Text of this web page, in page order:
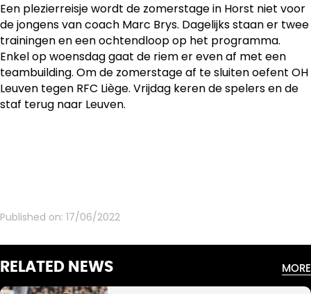
Een plezierreisje wordt de zomerstage in Horst niet voor
de jongens van coach Marc Brys. Dagelijks staan er twee
trainingen en een ochtendloop op het programma.
Enkel op woensdag gaat de riem er even af met een
teambuilding. Om de zomerstage af te sluiten oefent OH
Leuven tegen RFC Liège. Vrijdag keren de spelers en de
staf terug naar Leuven.
Published on: 17/06/2022
RELATED NEWS MORE